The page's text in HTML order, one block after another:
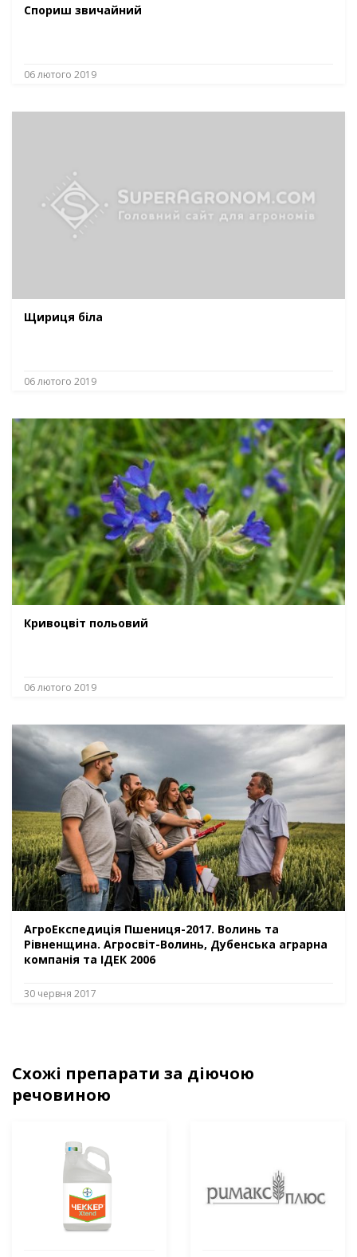
Спориш звичайний
06 лютого 2019
Щириця біла
06 лютого 2019
Кривоцвіт польовий
06 лютого 2019
АгроЕкспедиція Пшениця-2017. Волинь та
Рівненщина. Агросвіт-Волинь, Дубенська аграрна
компанія та ІДЕК 2006
30 червня 2017
Схожі препарати за діючою
речовиною